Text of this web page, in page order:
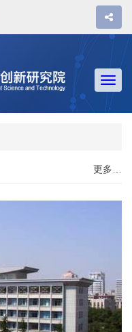
更多…